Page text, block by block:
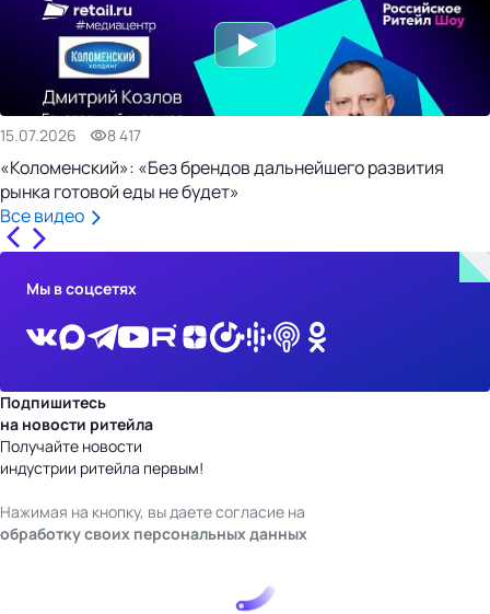
15.07.2026 8 417
«Коломенский»: «Без брендов дальнейшего развития
рынка готовой еды не будет»
Все видео
Мы в соцсетях
Подпишитесь
на новости ритейла
Получайте новости
индустрии ритейла первым!
Нажимая на кнопку, вы даете согласие на
обработку своих персональных данных